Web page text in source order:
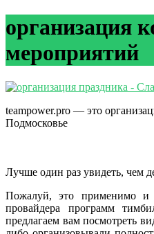
организация
мероприятий
teampower.pro — это
Подмосковье
Лучше один раз увидеть, чем
Пожалуй, это применимо и
провайдера программ
предлагаем вам посмотреть